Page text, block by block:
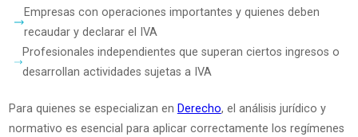
Empresas con operaciones importantes y quienes deben
recaudar y declarar el IVA
Profesionales independientes que superan ciertos ingresos o
desarrollan actividades sujetas a IVA
Para quienes se especializan en Derecho, el análisis jurídico y
normativo es esencial para aplicar correctamente los regímenes